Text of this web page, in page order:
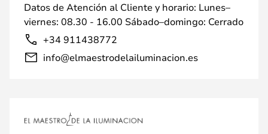
Datos de Atención al Cliente y horario: Lunes–
viernes: 08.30 - 16.00 Sábado–domingo: Cerrado
+34 911438772
info@elmaestrodelailuminacion.es